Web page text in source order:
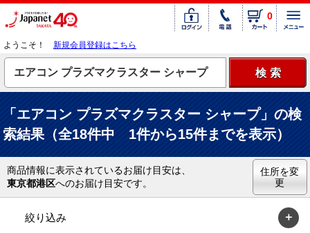
0
ようこそ！ 新規会員登録はこちら
「エアコン プラズマクラスター シャープ」の検
索結果（全18件中 1件から15件までを表示）
商品情報に表示されているお届け目安は、
東京都港区へのお届け目安です。
住所を変
更
絞り込み